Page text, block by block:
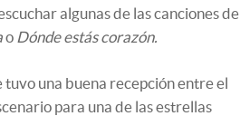
algunas de las canciones de
o Dónde estás corazón.
una buena recepción entre el
para una de las estrellas